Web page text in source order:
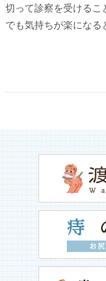
切って診察を受けるこ
でも気持ちが楽になる